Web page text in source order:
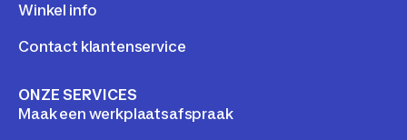
Winkel info
Contact klantenservice
ONZE SERVICES
Maak een werkplaatsafspraak